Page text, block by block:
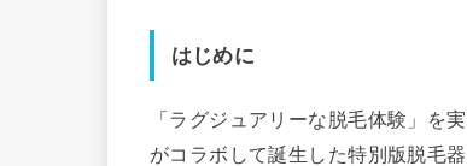
はじめに
「ラグジュアリーな脱毛体験」を
がコラボして誕生した特別版脱毛